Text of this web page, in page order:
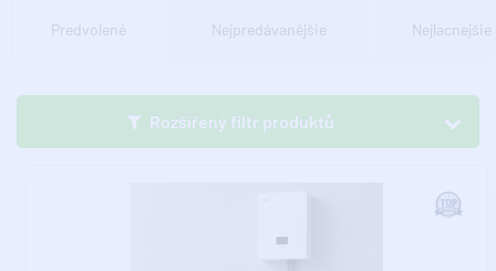
Predvolené Nejpredávanějšie Nejlacnejšie
Rozšířený filtr produktů